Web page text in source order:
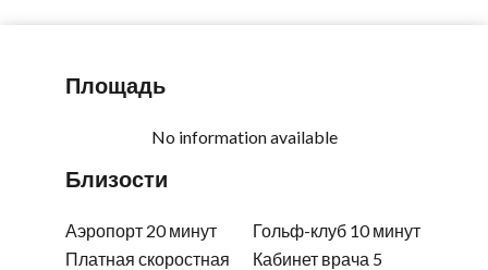
Площадь
No information available
Близости
Аэропорт 20 минут
Платная скоростная
Гольф-клуб 10 минут
Кабинет врача 5